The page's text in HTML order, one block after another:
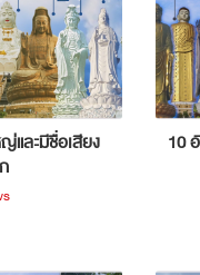
และมีชื่อเสียง
10